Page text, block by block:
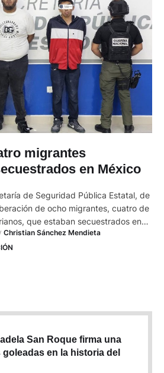
migrantes
en México
de Seguridad Pública Estatal, de
de ocho migrantes, cuatro de
que estaban secuestrados en
de Chapultepec, en Ciudad
en la madrugada del 25 de
Christian Sánchez Mendieta
San Roque firma una
en la historia del